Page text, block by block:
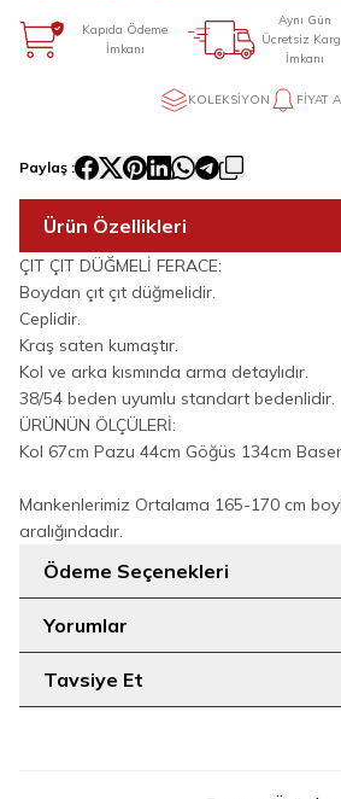
Kapıda Ödeme
İmkanı
Aynı Gün
Ücretsiz
İmkanı
KOLEKSIYON FIYAT
Paylaş :
Ürün Özellikleri
ÇIT ÇIT DÜĞMELİ FERACE:
Boydan çıt çıt düğmelidir.
Ceplidir.
Kraş saten kumaştır.
Kol ve arka kısmında arma detaylıdır.
38/54 beden uyumlu standart bedenlidir.
ÜRÜNÜN ÖLÇÜLERİ:
Kol 67cm Pazu 44cm Göğüs 134cm
Mankenlerimiz Ortalama 165-170 cm
aralığındadır.
Ödeme Seçenekleri
Yorumlar
Tavsiye Et